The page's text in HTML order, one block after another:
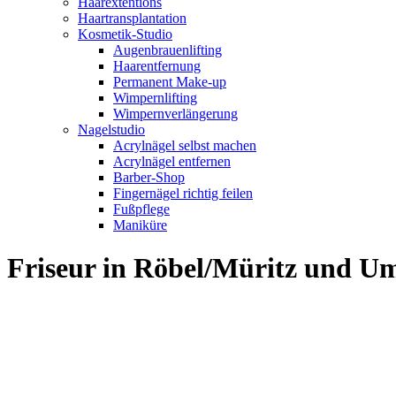
Haartransplantation
Kosmetik-Studio
Augenbrauenlifting
Haarentfernung
Permanent Make-up
Wimpernlifting
Wimpernverlängerung
Nagelstudio
Acrylnägel selbst machen
Acrylnägel entfernen
Barber-Shop
Fingernägel richtig feilen
Fußpflege
Maniküre
Friseur in Röbel/Müritz und